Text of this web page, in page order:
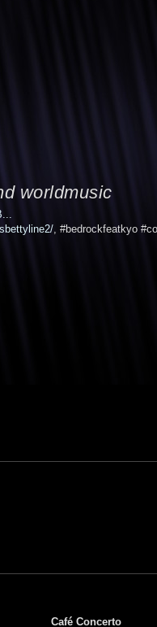
worldmusic
, #bedrockfeatkyo
Café Concerto